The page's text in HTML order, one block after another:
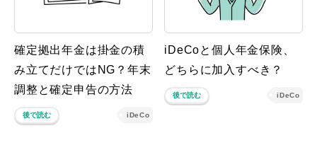
確定拠出年金は掛金の積
み立てだけではNG？年末
調整と確定申告の方法
後で読む iDeCo
iDeCoと個人年金保険、
どちらに加入すべき？
後で読む iDeCo